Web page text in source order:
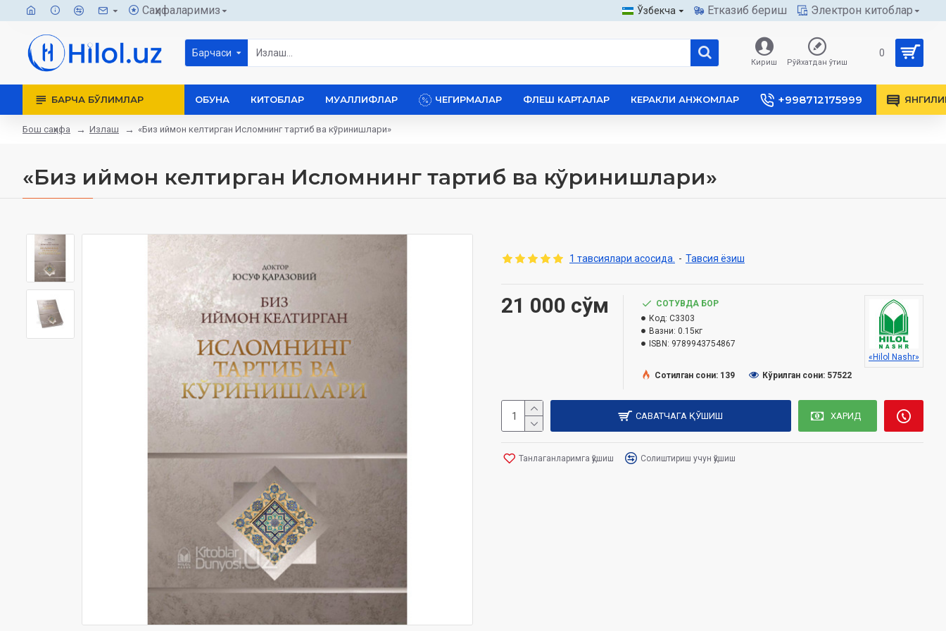
Саҳифаларимиз Ўзбекча Етказиб бериш Электрон китоблар
Барчаси
Кириш Рўйхатдан ўтиш
0
БАРЧА БЎЛИМЛАР ОБУНА КИТОБЛАР МУАЛЛИФЛАР ЧЕГИРМАЛАР ФЛЕШ КАРТАЛАР КЕРАКЛИ АНЖОМЛАР +998712175999
Бош саҳифа Излаш «Биз иймон келтирган Исломнинг тартиб ва кўринишлари»
«Биз иймон келтирган Исломнинг тартиб ва кўринишлари»
1 тавсиялари асосида. - Тавсия ёзиш
21 000 сўм
СОТУВДА БОР
Код: C3303
Вазни: 0.15кг
ISBN: 9789943754867
«Hilol Nashr»
Сотилган сони: 139
Кўрилган сони: 57522
САВАТЧАГА ҚЎШИШ ХАРИД
Танлаганларимга қўшиш Солиштириш учун қўшиш